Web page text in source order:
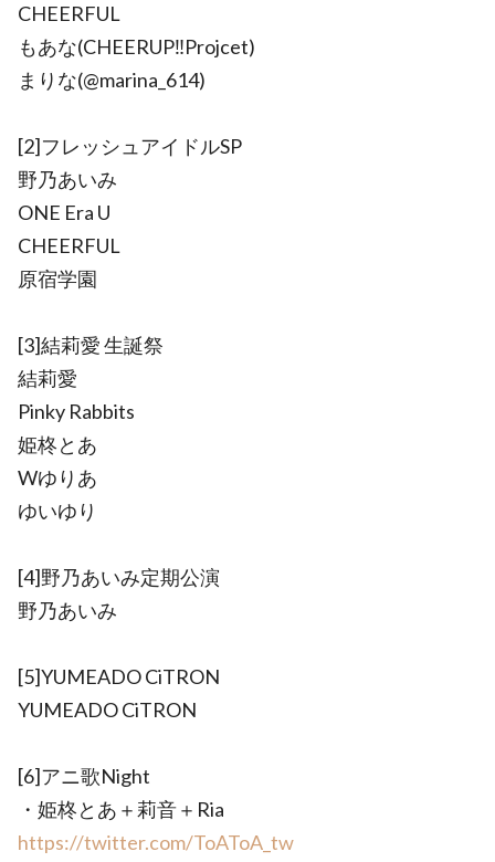
CHEERFUL
もあな(CHEERUP‼Projcet)
まりな(@marina_614)
[2]フレッシュアイドルSP
野乃あいみ
ONE Era U
CHEERFUL
原宿学園
[3]結莉愛 生誕祭
結莉愛
Pinky Rabbits
姫柊とあ
Wゆりあ
ゆいゆり
[4]野乃あいみ定期公演
野乃あいみ
[5]YUMEADO CiTRON
YUMEADO CiTRON
[6]アニ歌Night
・姫柊とあ＋莉音＋Ria
https://twitter.com/ToAToA_tw